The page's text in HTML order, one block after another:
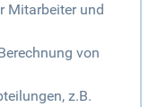
Mitarbeiter und
von
z.B.